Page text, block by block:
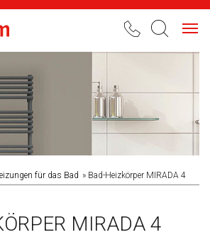
für das Bad Bad-Heizkörper MIRADA 4
MIRADA 4